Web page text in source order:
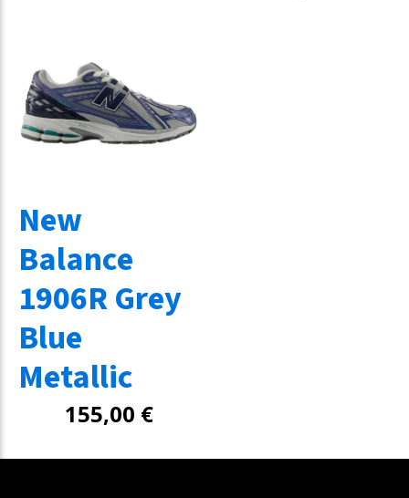
New
Balance
1906R Grey
Blue
Metallic
155,00 €